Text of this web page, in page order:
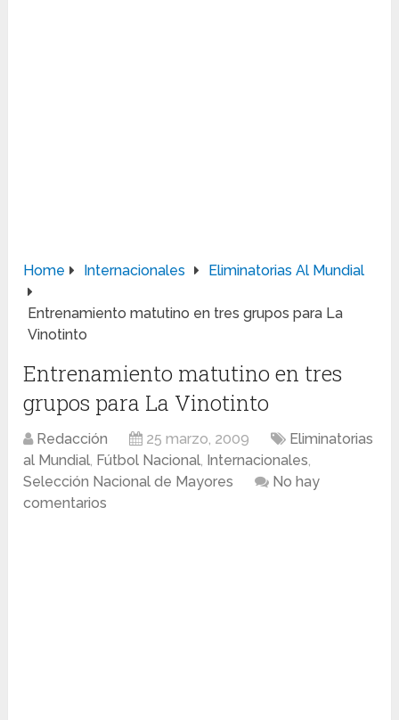
Home Internacionales Eliminatorias Al Mundial
Entrenamiento matutino en tres grupos para La
Vinotinto
Entrenamiento matutino en tres
grupos para La Vinotinto
Redacción 25 marzo, 2009
Eliminatorias
al Mundial, Fútbol Nacional, Internacionales,
Selección Nacional de Mayores
No hay
comentarios